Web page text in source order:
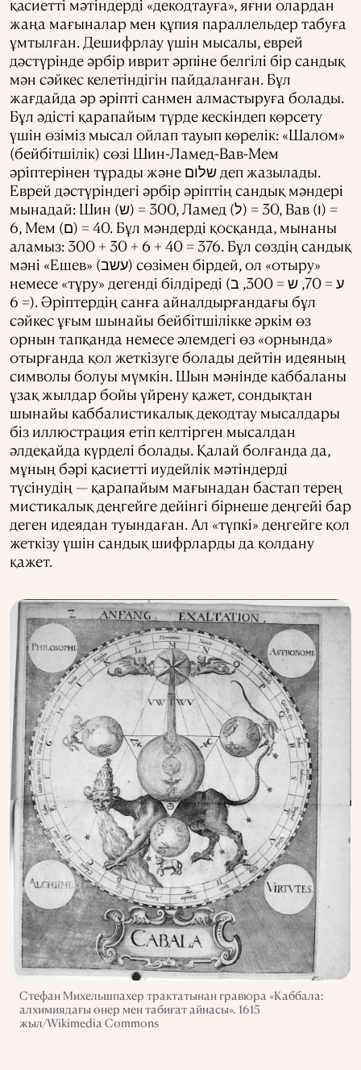
қасиетті мәтіндерді «декодтауға», яғни олардан
жаңа мағыналар мен құпия параллельдер табуға
ұмтылған. Дешифрлау үшін мысалы, еврей
дәстүрінде әрбір иврит әрпіне белгілі бір сандық
мән сәйкес келетіндігін пайдаланған. Бұл
жағдайда әр әріпті санмен алмастыруға болады.
Бұл әдісті қарапайым түрде кескіндеп көрсету
үшін өзіміз мысал ойлап тауып көрелік: «Шалом»
(бейбітшілік) сөзі Шин-Ламед-Вав-Мем
әріптерінен тұрады және שלום деп жазылады.
Еврей дәстүріндегі әрбір әріптің сандық мәндері
мынадай: Шин (ש) = 300, Ламед (ל) = 30, Вав (ו) =
6, Мем (ם) = 40. Бұл мәндерді қосқанда, мынаны
аламыз: 300 + 30 + 6 + 40 = 376. Бұл сөздің сандық
мәні «Ешев» (עשב) сөзімен бірдей, ол «отыру»
немесе «тұру» дегенді білдіреді (ע = 70, ש = 300, ב
= 6). Әріптердің санға айналдырғандағы бұл
сәйкес ұғым шынайы бейбітшілікке әркім өз
орнын тапқанда немесе әлемдегі өз «орнында»
отырғанда қол жеткізуге болады дейтін идеяның
символы болуы мүмкін. Шын мәнінде каббаланы
ұзақ жылдар бойы үйрену қажет, сондықтан
шынайы каббалистикалық декодтау мысалдары
біз иллюстрация етіп келтірген мысалдан
әлдеқайда күрделі болады. Қалай болғанда да,
мұның бәрі қасиетті иудейлік мәтіндерді
түсінудің — қарапайым мағынадан бастап терең
мистикалық деңгейге дейінгі бірнеше деңгейі бар
деген идеядан туындаған. Ал «түпкі» деңгейге қол
жеткізу үшін сандық шифрларды да қолдану
қажет.
Стефан Михельшпахер трактатынан гравюра «Каббала:
алхимиядағы өнер мен табиғат айнасы». 1615
жыл/Wikimedia Commons